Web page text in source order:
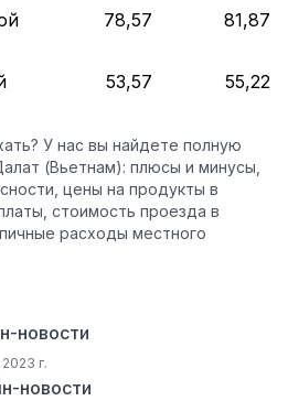
78,57 81,87
53,57 55,22
У нас вы найдете полную
(Вьетнам): плюсы и минусы,
цены на продукты в
стоимость проезда в
расходы местного
новости
г.
новости